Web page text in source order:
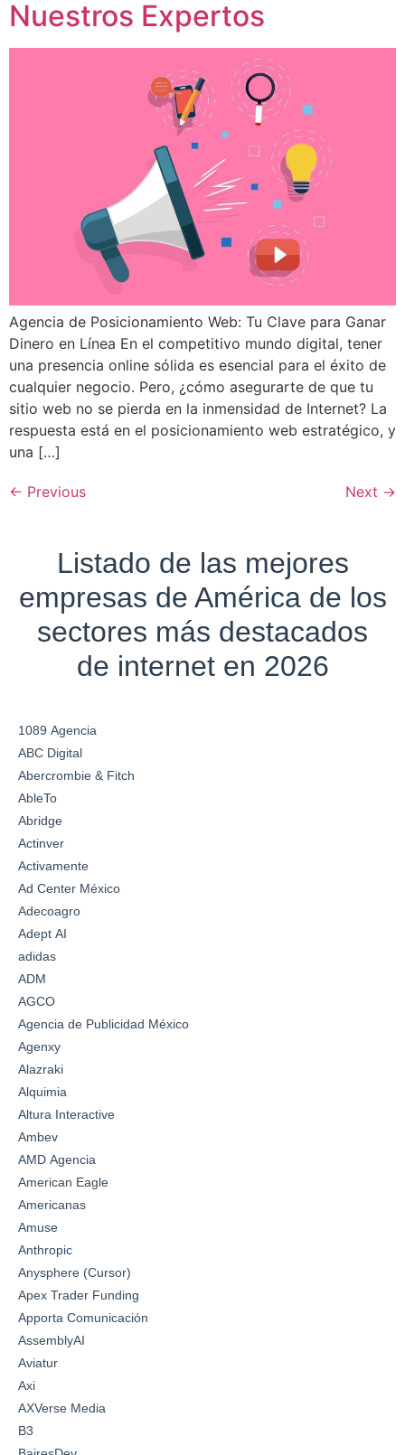
Nuestros Expertos
Agencia de Posicionamiento Web: Tu Clave para Ganar
Dinero en Línea En el competitivo mundo digital, tener
una presencia online sólida es esencial para el éxito de
cualquier negocio. Pero, ¿cómo asegurarte de que tu
sitio web no se pierda en la inmensidad de Internet? La
respuesta está en el posicionamiento web estratégico, y
una […]
← Previous Next →
Listado de las mejores
empresas de América de los
sectores más destacados
de internet en 2026
1089 Agencia
ABC Digital
Abercrombie & Fitch
AbleTo
Abridge
Actinver
Activamente
Ad Center México
Adecoagro
Adept AI
adidas
ADM
AGCO
Agencia de Publicidad México
Agenxy
Alazraki
Alquimia
Altura Interactive
Ambev
AMD Agencia
American Eagle
Americanas
Amuse
Anthropic
Anysphere (Cursor)
Apex Trader Funding
Apporta Comunicación
AssemblyAI
Aviatur
Axi
AXVerse Media
B3